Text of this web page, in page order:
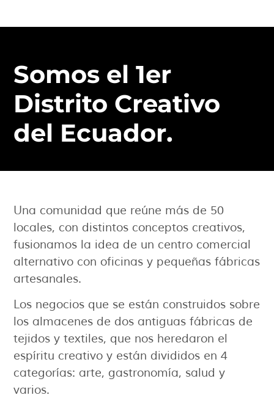
Somos el 1er
Distrito Creativo
del Ecuador.
Una comunidad que reúne más de 50
locales, con distintos conceptos creativos,
fusionamos la idea de un centro comercial
alternativo con oficinas y pequeñas fábricas
artesanales.
Los negocios que se están construidos sobre
los almacenes de dos antiguas fábricas de
tejidos y textiles, que nos heredaron el
espíritu creativo y están divididos en 4
categorías: arte, gastronomía, salud y
varios.